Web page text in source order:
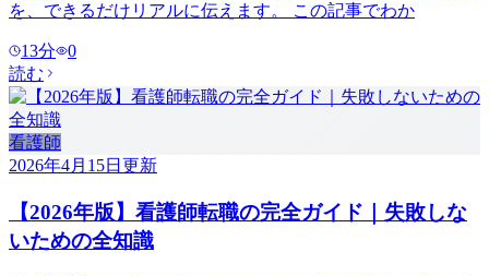
を、できるだけリアルに伝えます。 この記事でわか
13分
0
読む
看護師
2026年4月15日 更新
【2026年版】看護師転職の完全ガイド｜失敗しな
いための全知識